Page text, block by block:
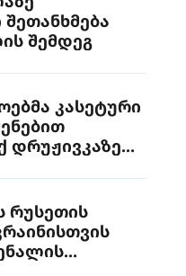
შემდეგ
კასეტური
დრუჟივკაზე
რუსეთის